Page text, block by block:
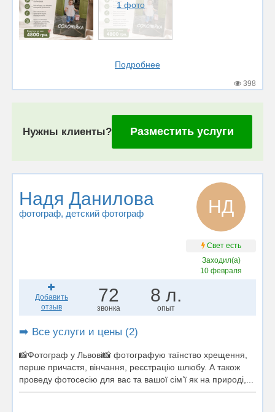
1 фото
Подробнее
398
Нужны клиенты? Разместить услуги
Надя Данилова
фотограф, детский фотограф НД
Свет есть
Заходил(а)
10 февраля
Добавить
отзыв
72
звонка
8 л.
опыт
➡️ Все услуги и цены (2)
📸Фотограф у Львові📸 фотографую таїнство хрещення,
перше причастя, вінчання, реєстрацію шлюбу. А також
проведу фотосесію для вас та вашої сім’ї як на природі,...